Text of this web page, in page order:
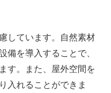
しています。自然素材
備を導入することで、
す。また、屋外空間を
入れることができま